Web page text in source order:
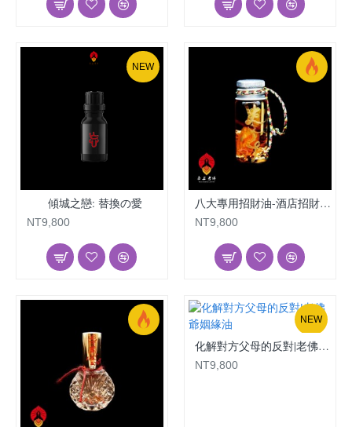
NEW
傾城之戀: 替換の愛
NT9,800
八大專用招財油-酒店招財|老佛爺姻緣油
NT9,800
NEW
化解對方父母的反對|老佛爺姻緣油
NT9,800